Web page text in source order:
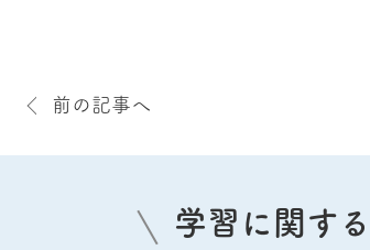
前の記事へ
学習に関する